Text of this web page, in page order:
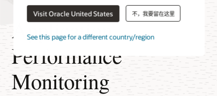
Visit Oracle United States 不，我要留在这里
See this page for a different country/region
Application
Performance
Monitoring